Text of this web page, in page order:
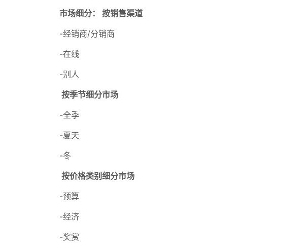
市场细分： 按销售渠道
-经销商/分销商
-在线
-别人
按季节细分市场
-全季
-夏天
-冬
按价格类别细分市场
-预算
-经济
-奖赏